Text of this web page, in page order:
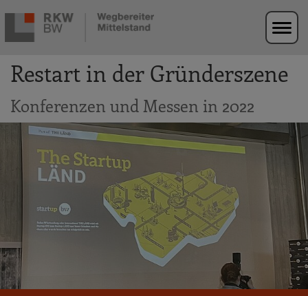
Zur Navigation springen
Zum Hauptinhalt springen
Restart in der Gründerszene
Konferenzen und Messen in 2022